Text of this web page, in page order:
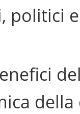
politici